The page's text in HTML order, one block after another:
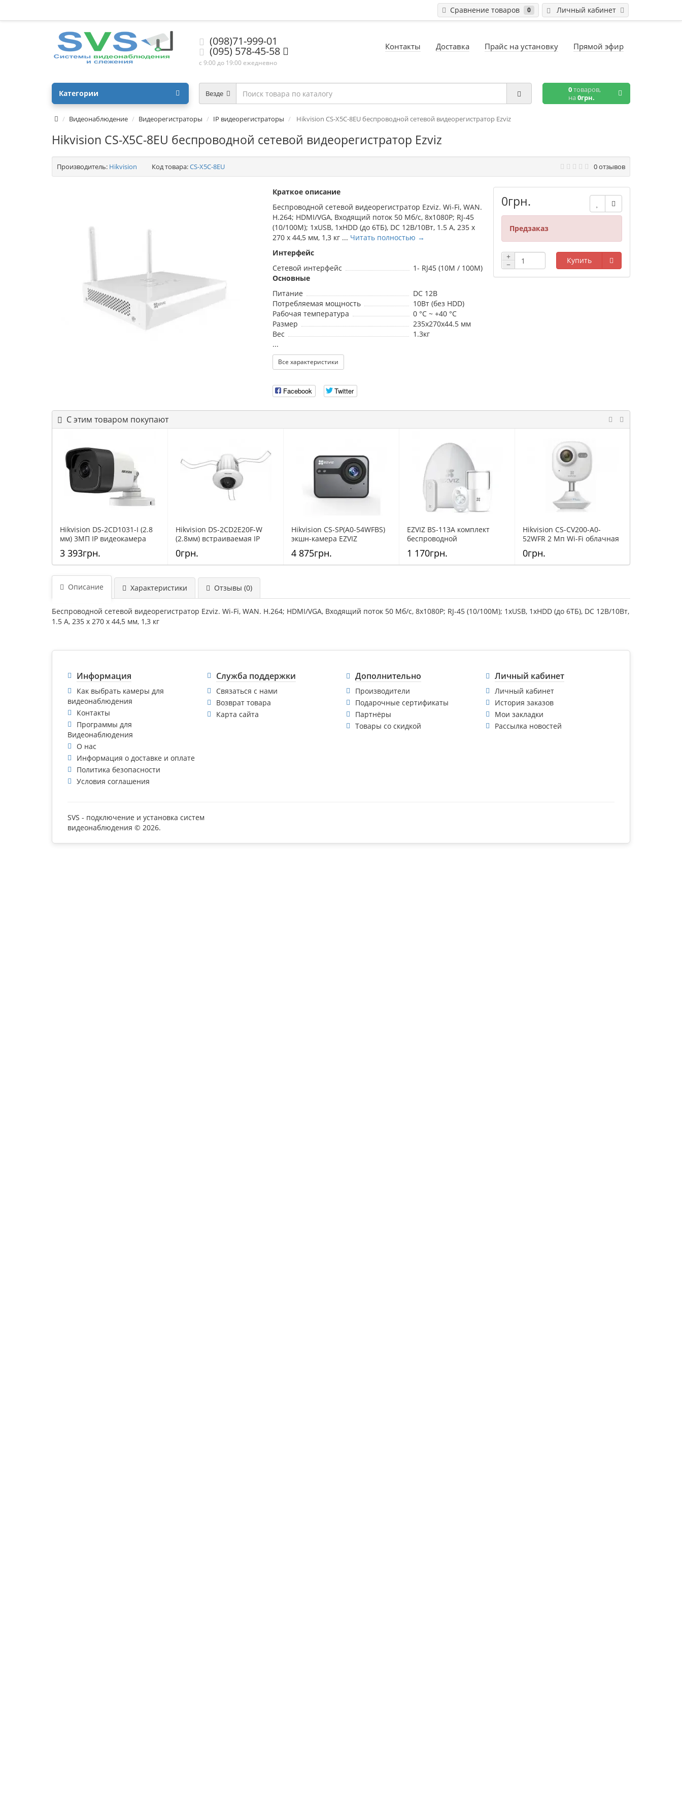
Личный кабинет
Сравнение товаров 0
(098)71-999-01
(095) 578-45-58
с 9:00 до 19:00 ежедневно
Контакты Доставка Прайс на установку Прямой эфир
Везде 0товаров,
на0грн.
Категории
Видеонаблюдение Видеорегистраторы IP видеорегистраторы Hikvision CS-X5C-8EU беспроводной сетевой видеорегистратор Ezviz
Hikvision CS-X5C-8EU беспроводной сетевой видеорегистратор Ezviz
Производитель: Hikvision Код товара:CS-X5C-8EU 0 отзывов
Краткое описание
Беспроводной сетевой видеорегистратор Ezviz. Wi-Fi, WAN.
H.264; HDMI/VGA, Входящий поток 50 Мб/с, 8х1080P; RJ-45
(10/100M); 1хUSB, 1хHDD (до 6ТБ), DC 12В/10Вт, 1.5 A, 235 х
270 х 44,5 мм, 1,3 кг ... Читать полностью →
Интерфейс
Сетевой интерфейс
1- RJ45 (10M / 100M)
Основные
Питание
DC 12В
Потребляемая мощность
10Вт (без HDD)
Рабочая температура
0 °C ~ +40 °C
Размер
235x270x44.5 мм
Вес
1.3кг
...
Все характеристики
Facebook Twitter
0грн.
Предзаказ
+
−
Купить
С этим товаром покупают
Hikvision DS-2CD1031-I (2.8
мм) 3МП IP видеокамера
3 393грн.
Hikvision DS-2CD2E20F-W
(2.8мм) встраиваемая IP
видеокамера
0грн.
Hikvision CS-SP(A0-54WFBS)
экшн-камера EZVIZ
4 875грн.
EZVIZ BS-113A комплект
беспроводной
сигнализации
1 170грн.
Hikvision CS-CV200-A0-
52WFR 2 Мп Wi-Fi облачная
камера EZVIZ
0грн.
Описание Характеристики Отзывы (0)
Беспроводной сетевой видеорегистратор Ezviz. Wi-Fi, WAN. H.264; HDMI/VGA, Входящий поток 50 Мб/с, 8х1080P; RJ-45 (10/100M); 1хUSB, 1хHDD (до 6ТБ), DC 12В/10Вт,
1.5 A, 235 х 270 х 44,5 мм, 1,3 кг
Информация
Как выбрать камеры для
видеонаблюдения
Контакты
Программы для
Видеонаблюдения
О нас
Информация о доставке и оплате
Политика безопасности
Условия соглашения
Служба поддержки
Связаться с нами
Возврат товара
Карта сайта
Дополнительно
Производители
Подарочные сертификаты
Партнёры
Товары со скидкой
Личный кабинет
Личный кабинет
История заказов
Мои закладки
Рассылка новостей
SVS - подключение и установка систем
видеонаблюдения © 2026.